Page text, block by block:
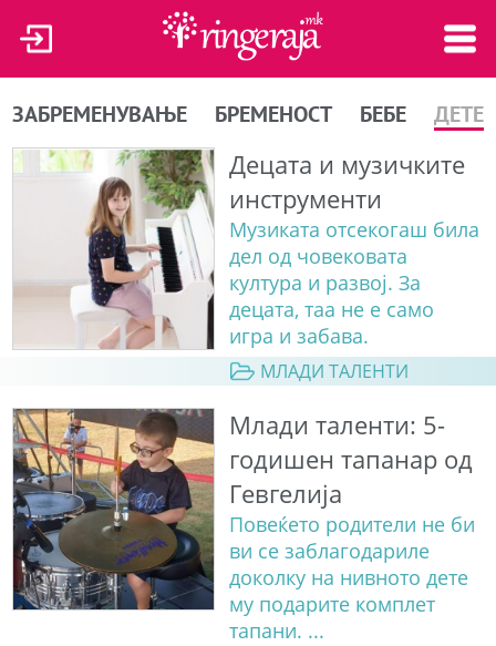
ЗАБРЕМЕНУВАЊЕ БРЕМЕНОСТ БЕБЕ ДЕТЕ
Децата и музичките
инструменти
Музиката отсекогаш била
дел од човековата
култура и развој. За
децата, таа не е само
игра и забава.
МЛАДИ ТАЛЕНТИ
Млади таленти: 5-
годишен тапанар од
Гевгелија
Повеќето родители не би
ви се заблагодариле
доколку на нивното дете
му подарите комплет
тапани. ...